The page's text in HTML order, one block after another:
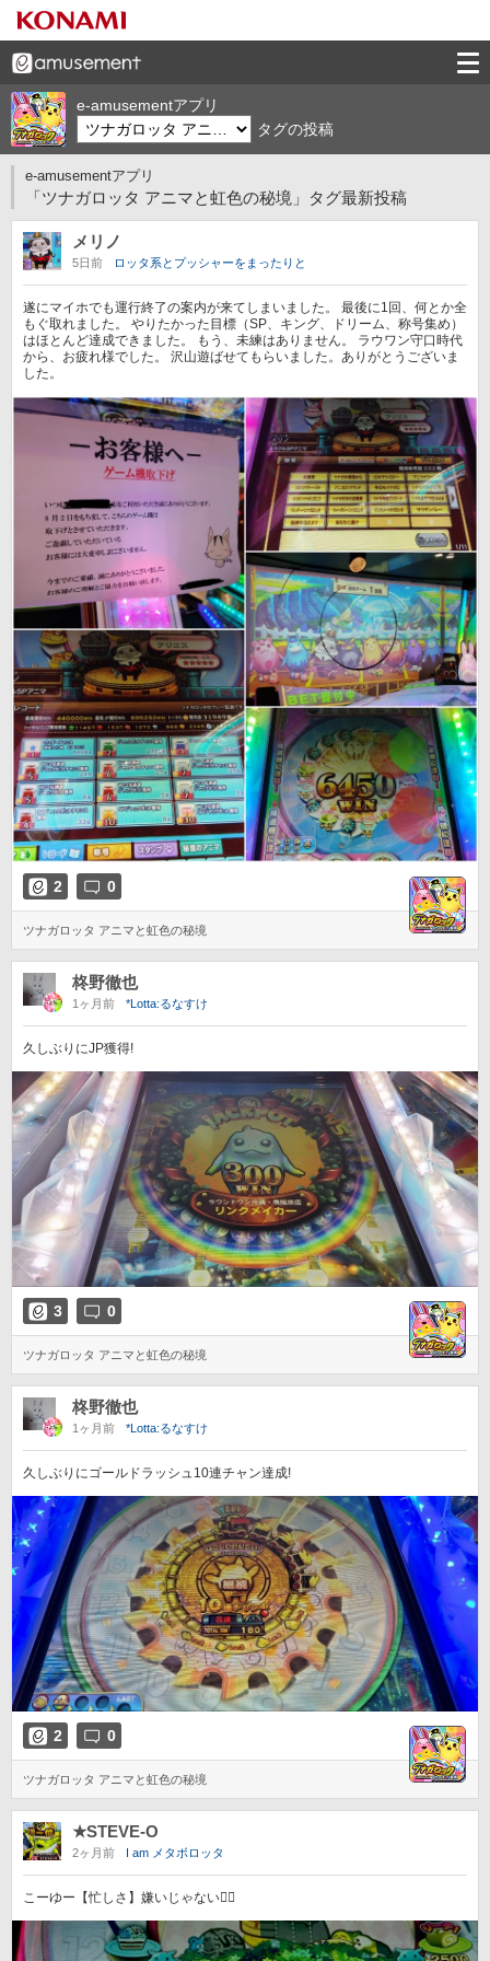
e-amusementアプリ
タグの投稿
e-amusementアプリ
「ツナガロッタ アニマと虹色の秘境」タグ最新投稿
メリノ
5日前 ロッタ系とプッシャーをまったりと
遂にマイホでも運行終了の案内が来てしまいました。 最後に1回、何とか全
もぐ取れました。 やりたかった目標（SP、キング、ドリーム、称号集め）
はほとんど達成できました。 もう、未練はありません。 ラウワン守口時代
から、お疲れ様でした。 沢山遊ばせてもらいました。ありがとうございま
した。
2 0
ツナガロッタ アニマと虹色の秘境
柊野徹也
1ヶ月前 *Lotta:るなすけ
久しぶりにJP獲得!
3 0
ツナガロッタ アニマと虹色の秘境
柊野徹也
1ヶ月前 *Lotta:るなすけ
久しぶりにゴールドラッシュ10連チャン達成!
2 0
ツナガロッタ アニマと虹色の秘境
★STEVE-O
2ヶ月前 I am メタボロッタ
こーゆー【忙しさ】嫌いじゃない笑⃝